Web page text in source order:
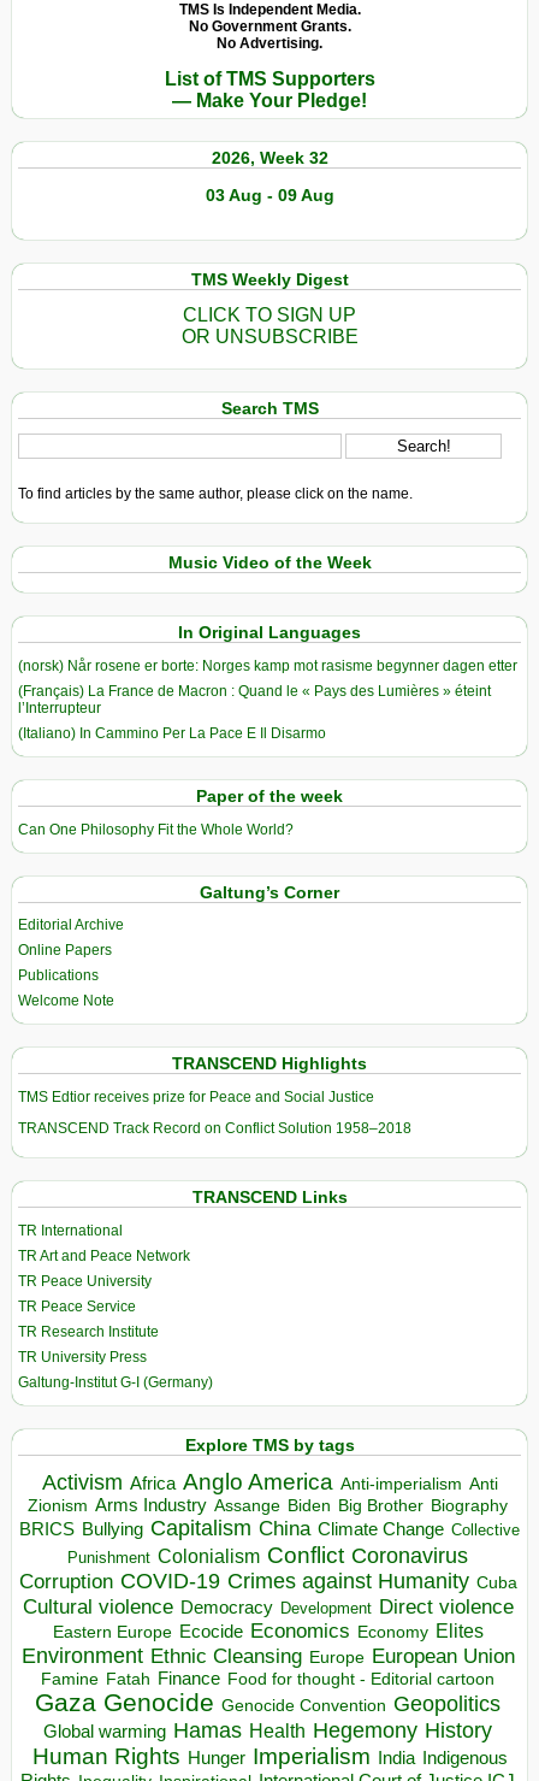
TMS Is Independent Media.
No Government Grants.
No Advertising.
List of TMS Supporters
— Make Your Pledge!
2026, Week 32
03 Aug - 09 Aug
TMS Weekly Digest
CLICK TO SIGN UP
OR UNSUBSCRIBE
Search TMS
To find articles by the same author, please click on the name.
Music Video of the Week
In Original Languages
(norsk) Når rosene er borte: Norges kamp mot rasisme begynner dagen etter
(Français) La France de Macron : Quand le « Pays des Lumières » éteint
l’Interrupteur
(Italiano) In Cammino Per La Pace E Il Disarmo
Paper of the week
Can One Philosophy Fit the Whole World?
Galtung’s Corner
Editorial Archive
Online Papers
Publications
Welcome Note
TRANSCEND Highlights
TMS Edtior receives prize for Peace and Social Justice
TRANSCEND Track Record on Conflict Solution 1958–2018
TRANSCEND Links
TR International
TR Art and Peace Network
TR Peace University
TR Peace Service
TR Research Institute
TR University Press
Galtung-Institut G-I (Germany)
Explore TMS by tags
Activism Africa Anglo America Anti-imperialism Anti
Zionism Arms Industry Assange Biden Big Brother Biography
BRICS Bullying Capitalism China Climate Change Collective
Punishment Colonialism Conflict Coronavirus
Corruption COVID-19 Crimes against Humanity Cuba
Cultural violence Democracy Development Direct violence
Eastern Europe Ecocide Economics Economy Elites
Environment Ethnic Cleansing Europe European Union
Famine Fatah Finance Food for thought - Editorial cartoon
Gaza Genocide Genocide Convention Geopolitics
Global warming Hamas Health Hegemony History
Human Rights Hunger Imperialism India
Indigenous